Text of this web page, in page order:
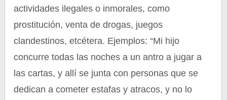
actividades ilegales o inmorales, como
prostitución, venta de drogas, juegos
clandestinos, etcétera. Ejemplos: “Mi hijo
concurre todas las noches a un antro a jugar a
las cartas, y allí se junta con personas que se
dedican a cometer estafas y atracos, y no lo